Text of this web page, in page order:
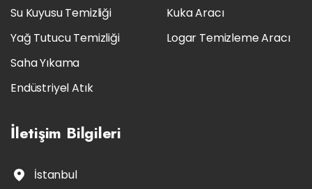
Su Kuyusu Temizliği
Yağ Tutucu Temizliği
Saha Yıkama
Endüstriyel Atık
Kuka Aracı
Logar Temizleme Aracı
İletişim Bilgileri
İstanbul